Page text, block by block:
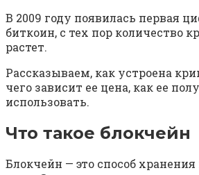
В 2009 году появилась первая
биткоин, с тех пор количество
растет.
Рассказываем, как устроена
чего зависит ее цена, как ее
использовать.
Что такое блокчейн
Блокчейн — это способ